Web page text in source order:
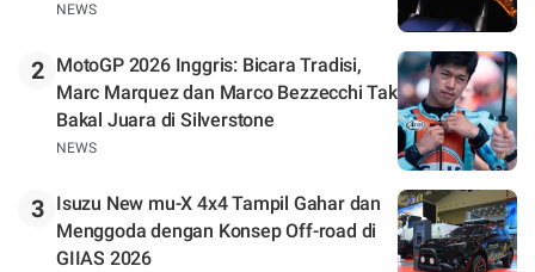
NEWS
2
MotoGP 2026 Inggris: Bicara Tradisi,
Marc Marquez dan Marco Bezzecchi Tak
Bakal Juara di Silverstone
NEWS
3
Isuzu New mu-X 4x4 Tampil Gahar dan
Menggoda dengan Konsep Off-road di
GIIAS 2026